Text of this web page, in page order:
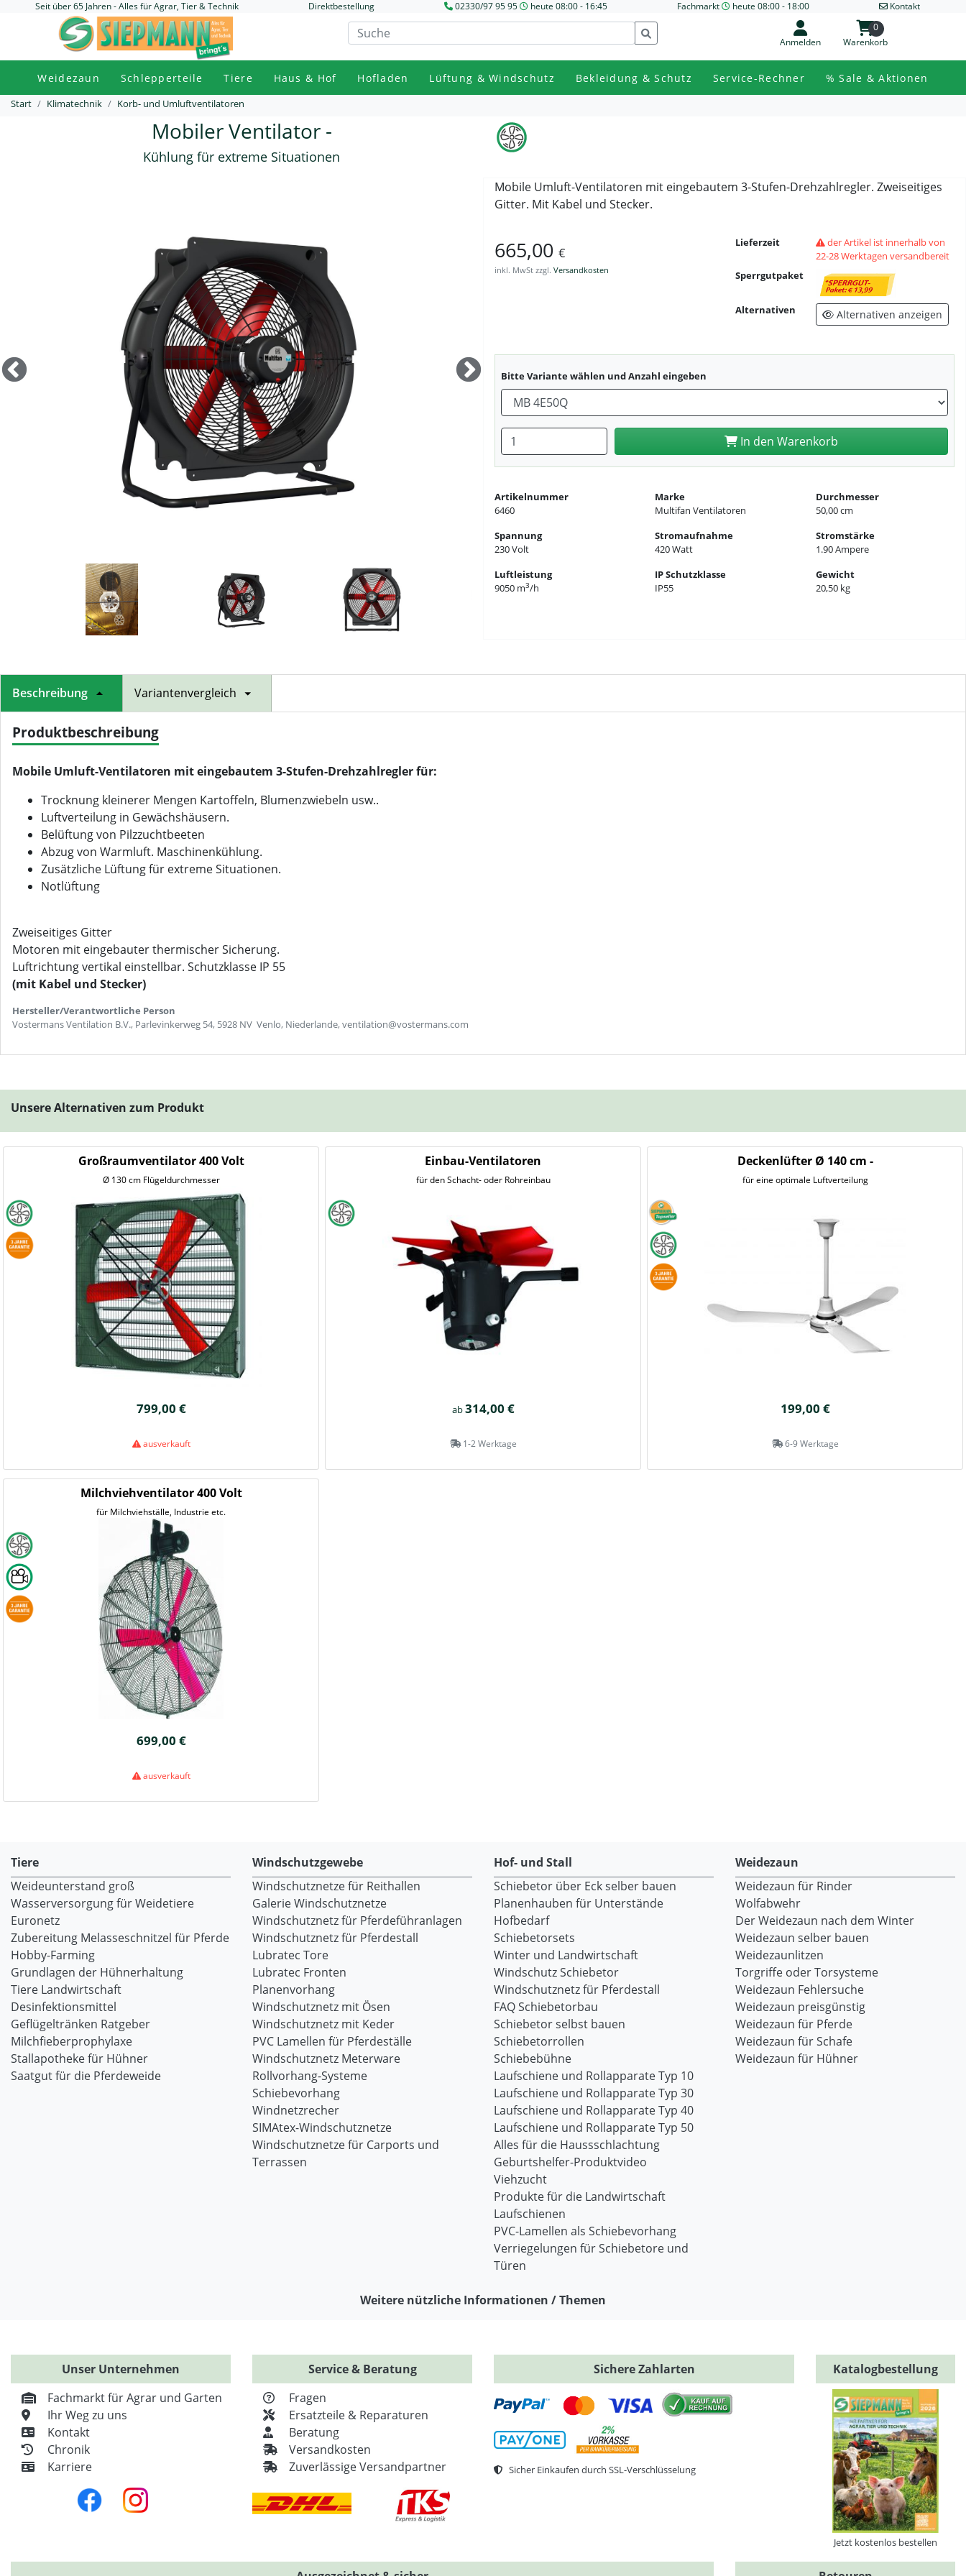
Seit über 65 Jahren - Alles für Agrar, Tier & Technik Direktbestellung 02330/97 95 95 heute 08:00 - 16:45 Fachmarkt heute 08:00 - 18:00 Kontakt
Anmelden Warenkorb
0
Weidezaun Schlepperteile Tiere Haus & Hof Hofladen Lüftung & Windschutz Bekleidung & Schutz Service-Rechner % Sale & Aktionen
Start Klimatechnik Korb- und Umluftventilatoren
Mobiler Ventilator -
Kühlung für extreme Situationen
Mobile Umluft-Ventilatoren mit eingebautem 3-Stufen-Drehzahlregler. Zweiseitiges
Gitter. Mit Kabel und Stecker.
665,00 €
inkl. MwSt zzgl. Versandkosten
Lieferzeit
der Artikel ist innerhalb von
22-28 Werktagen versandbereit
Sperrgutpaket
Alternativen Alternativen anzeigen
Bitte Variante wählen und Anzahl eingeben
Anzahl eingeben In den Warenkorb
Artikelnummer
6460
Marke
Multifan Ventilatoren
Durchmesser
50,00 cm
Spannung
230 Volt
Stromaufnahme
420 Watt
Stromstärke
1.90 Ampere
Luftleistung
9050 m3/h
IP Schutzklasse
IP55
Gewicht
20,50 kg
Beschreibung
Produktbeschreibung
Mobile Umluft-Ventilatoren mit eingebautem 3-Stufen-Drehzahlregler für:
Trocknung kleinerer Mengen Kartoffeln, Blumenzwiebeln usw..
Luftverteilung in Gewächshäusern.
Belüftung von Pilzzuchtbeeten
Abzug von Warmluft. Maschinenkühlung.
Zusätzliche Lüftung für extreme Situationen.
Notlüftung
Zweiseitiges Gitter
Motoren mit eingebauter thermischer Sicherung.
Luftrichtung vertikal einstellbar. Schutzklasse IP 55
(mit Kabel und Stecker)
Hersteller/Verantwortliche Person
Vostermans Ventilation B.V., Parlevinkerweg 54, 5928 NV Venlo, Niederlande, ventilation@vostermans.com
Variantenvergleich
Unsere Alternativen zum Produkt
Großraumventilator 400 Volt
Ø 130 cm Flügeldurchmesser
799,00 €
ausverkauft
Einbau-Ventilatoren
für den Schacht- oder Rohreinbau
ab314,00 €
1-2 Werktage
Deckenlüfter Ø 140 cm -
für eine optimale Luftverteilung
199,00 €
6-9 Werktage
Milchviehventilator 400 Volt
für Milchviehställe, Industrie etc.
699,00 €
ausverkauft
Tiere
Weideunterstand groß
Wasserversorgung für Weidetiere
Euronetz
Zubereitung Melasseschnitzel für Pferde
Hobby-Farming
Grundlagen der Hühnerhaltung
Tiere Landwirtschaft
Desinfektionsmittel
Geflügeltränken Ratgeber
Milchfieberprophylaxe
Stallapotheke für Hühner
Saatgut für die Pferdeweide
Windschutzgewebe
Windschutznetze für Reithallen
Galerie Windschutznetze
Windschutznetz für Pferdeführanlagen
Windschutznetz für Pferdestall
Lubratec Tore
Lubratec Fronten
Planenvorhang
Windschutznetz mit Ösen
Windschutznetz mit Keder
PVC Lamellen für Pferdeställe
Windschutznetz Meterware
Rollvorhang-Systeme
Schiebevorhang
Windnetzrecher
SIMAtex-Windschutznetze
Windschutznetze für Carports und
Terrassen
Hof- und Stall
Schiebetor über Eck selber bauen
Planenhauben für Unterstände
Hofbedarf
Schiebetorsets
Winter und Landwirtschaft
Windschutz Schiebetor
Windschutznetz für Pferdestall
FAQ Schiebetorbau
Schiebetor selbst bauen
Schiebetorrollen
Schiebebühne
Laufschiene und Rollapparate Typ 10
Laufschiene und Rollapparate Typ 30
Laufschiene und Rollapparate Typ 40
Laufschiene und Rollapparate Typ 50
Alles für die Haussschlachtung
Geburtshelfer-Produktvideo
Viehzucht
Produkte für die Landwirtschaft
Laufschienen
PVC-Lamellen als Schiebevorhang
Verriegelungen für Schiebetore und
Türen
Weidezaun
Weidezaun für Rinder
Wolfabwehr
Der Weidezaun nach dem Winter
Weidezaun selber bauen
Weidezaunlitzen
Torgriffe oder Torsysteme
Weidezaun Fehlersuche
Weidezaun preisgünstig
Weidezaun für Pferde
Weidezaun für Schafe
Weidezaun für Hühner
Weitere nützliche Informationen / Themen
Unser Unternehmen
Fachmarkt für Agrar und Garten
Ihr Weg zu uns
Kontakt
Chronik
Karriere
Service & Beratung
Fragen
Ersatzteile & Reparaturen
Beratung
Versandkosten
Zuverlässige Versandpartner
Sichere Zahlarten
Sicher Einkaufen durch SSL-Verschlüsselung
Katalogbestellung
Jetzt kostenlos bestellen